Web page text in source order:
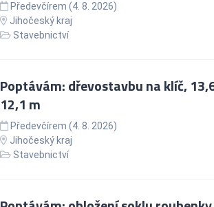
Předevčírem (4. 8. 2026)
Jihočeský kraj
Stavebnictví
Poptávám: dřevostavbu na klíč,
12,1 m
Předevčírem (4. 8. 2026)
Jihočeský kraj
Stavebnictví